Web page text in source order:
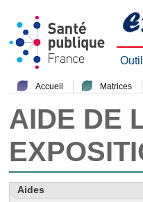
Accueil Matrices
AIDE DE
Aides